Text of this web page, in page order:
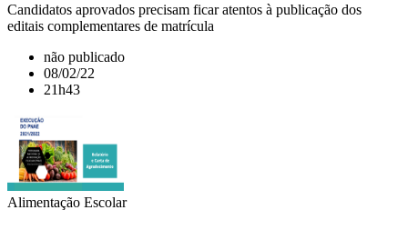
Candidatos aprovados precisam ficar atentos à publicação dos
editais complementares de matrícula
não publicado
08/02/22
21h43
Alimentação Escolar